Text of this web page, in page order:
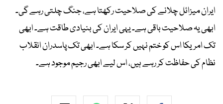
ایران میزائل چلانے کی صلاحیت رکھتا ہے، جنگ چلتی رہے گی۔
ابھی یہ صلاحیت باقی ہے۔ یہی ایران کی بنیادی طاقت ہے۔ ابھی
تک امریکا اس کو ختم نہیں کر سکا ہے۔ ابھی تک پاسدران انقلاب
نظام کی حفاظت کر رہے ہیں، اس لیے ابھی رجیم موجود ہے۔